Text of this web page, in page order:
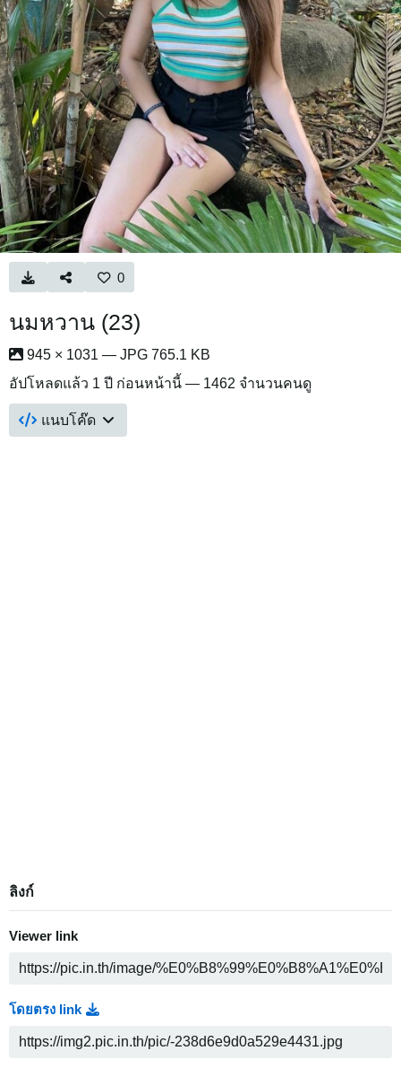
0
นมหวาน (23)
945 × 1031 — JPG 765.1 KB
อัปโหลดแล้ว 1 ปี ก่อนหน้านี้ — 1462 จำนวนคนดู
แนบโค๊ด
ลิงก์
Viewer link
โดยตรง link